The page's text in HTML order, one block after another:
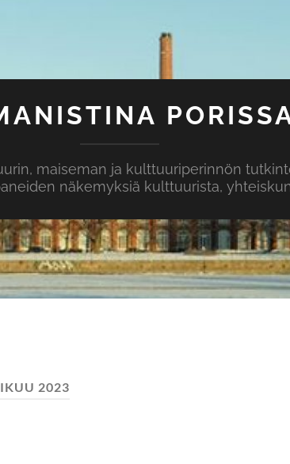
maiseman ja kulttuuriperinnön
näkemyksiä kulttuurista,
2023